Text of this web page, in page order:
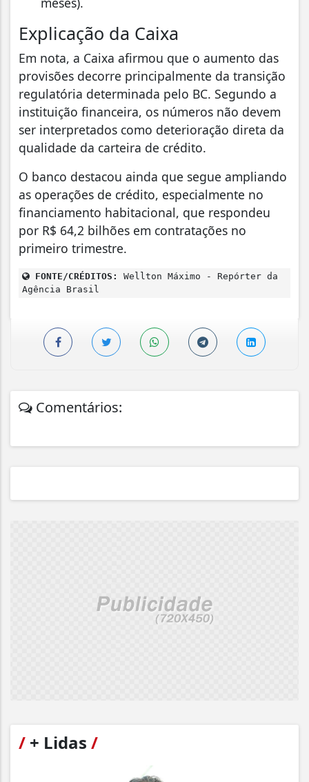
Explicação da Caixa
Em nota, a Caixa afirmou que o aumento das
provisões decorre principalmente da transição
regulatória determinada pelo BC. Segundo a
instituição financeira, os números não devem
ser interpretados como deterioração direta da
qualidade da carteira de crédito.
O banco destacou ainda que segue ampliando
as operações de crédito, especialmente no
financiamento habitacional, que respondeu
por R$ 64,2 bilhões em contratações no
primeiro trimestre.
FONTE/CRÉDITOS:
Wellton Máximo - Repórter da
Agência Brasil
Comentários:
/ + Lidas /